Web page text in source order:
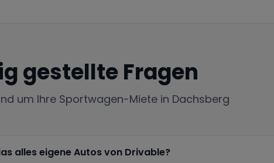
gestellte Fragen
um Ihre Sportwagen-Miete in Dachsberg
alles eigene Autos von Drivable?